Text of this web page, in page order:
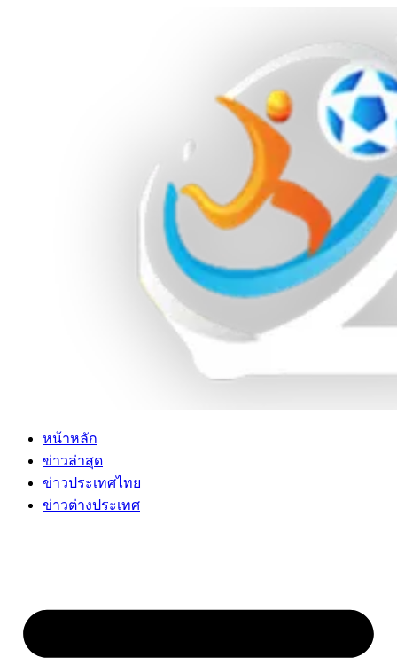
หน้าหลัก
ข่าวล่าสุด
ข่าวประเทศไทย
ข่าวต่างประเทศ